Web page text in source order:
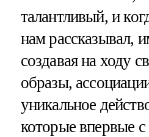
талантливый, и
нам рассказывал,
создавая на ходу
образы,
уникальное
которые впервые